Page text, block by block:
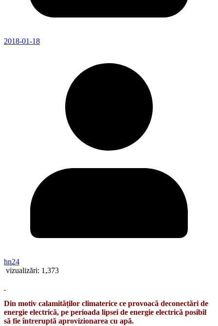
2018-01-18
hn24
vizualizări: 1,373
Din motiv calamităților climaterice ce provoacă deconectări de
energie electrică, pe perioada lipsei de energie electrică posibil
să fie întreruptă aprovizionarea cu apă.